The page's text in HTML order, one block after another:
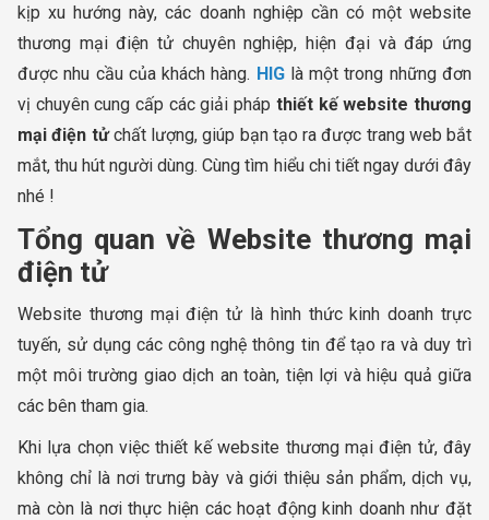
kịp xu hướng này, các doanh nghiệp cần có một website
thương mại điện tử chuyên nghiệp, hiện đại và đáp ứng
được nhu cầu của khách hàng. HIGlà một trong những đơn
vị chuyên cung cấp các giải pháp thiết kế website thương
mại điện tửchất lượng, giúp bạn tạo ra được trang web bắt
mắt, thu hút người dùng. Cùng tìm hiểu chi tiết ngay dưới đây
nhé !
Tổng quan về Website thương mại
điện tử
Website thương mại điện tử là hình thức kinh doanh trực
tuyến, sử dụng các công nghệ thông tin để tạo ra và duy trì
một môi trường giao dịch an toàn, tiện lợi và hiệu quả giữa
các bên tham gia.
Khi lựa chọn việc thiết kế website thương mại điện tử, đây
không chỉ là nơi trưng bày và giới thiệu sản phẩm, dịch vụ,
mà còn là nơi thực hiện các hoạt động kinh doanh như đặt